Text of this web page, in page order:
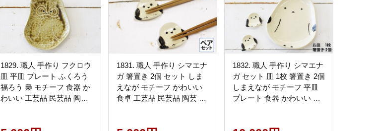
1829. 職人 手作り フクロウ
皿 平皿 プレート ふくろう
福ろう 梟 モチーフ 食器 か
わいい 工芸品 民芸品 陶芸
1831. 職人 手作り シマエナ
ガ 箸置き 2個 セット しま
えなが モチーフ かわいい
食卓 工芸品 民芸品 陶芸 焼
1832. 職人 手作り シマエナ
ガ セット 皿 1枚 箸置き 2個
しまえなが モチーフ 平皿
プレート 食器 かわいい 工